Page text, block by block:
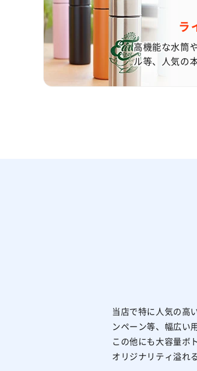
ラ
高機能な水筒
ル等、人気の
当店で特に人気の高
ンペーン等、幅広い
この他にも大容量ボ
オリジナリティ溢れ